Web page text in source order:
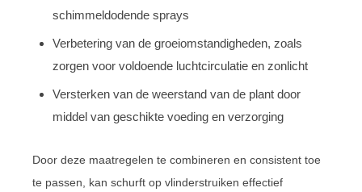
schimmeldodende sprays
Verbetering van de groeiomstandigheden, zoals
zorgen voor voldoende luchtcirculatie en zonlicht
Versterken van de weerstand van de plant door
middel van geschikte voeding en verzorging
Door deze maatregelen te combineren en consistent toe
te passen, kan schurft op vlinderstruiken effectief